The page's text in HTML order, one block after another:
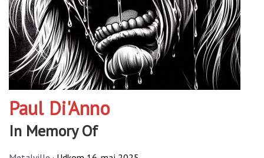
Paul Di'Anno
In Memory Of